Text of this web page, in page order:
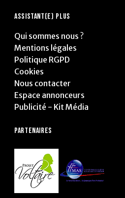
ASSISTANT(E) PLUS
Qui sommes nous ?
Mentions légales
Politique RGPD
Cookies
Nous contacter
Espace annonceurs
Publicité - Kit Média
PARTENAIRES